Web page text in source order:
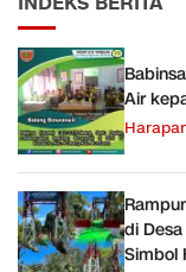
Air
di
Simbol